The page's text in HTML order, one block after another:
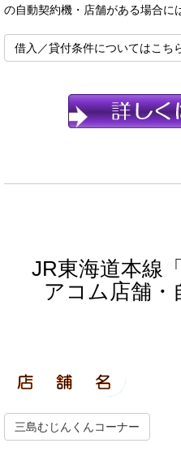
の自動契約機・店舗がある場合に
借入／貸付条件についてはこち
JR東海道本線
アコム店舗・
三島むじんくんコーナー